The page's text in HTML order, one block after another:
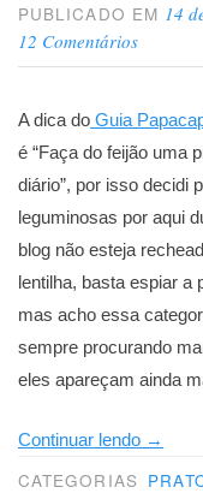
PUBLICADO EM 14
12 Comentários
A dica do Guia
é “Faça do feijão uma
diário”, por isso decidi
leguminosas por aqui
blog não esteja
lentilha, basta espiar a
mas acho essa
sempre procurando
eles apareçam ainda
Continuar lendo “Salada
agridoce
→
CATEGORIAS